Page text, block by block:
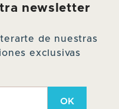
newsletter
de nuestras
exclusivas